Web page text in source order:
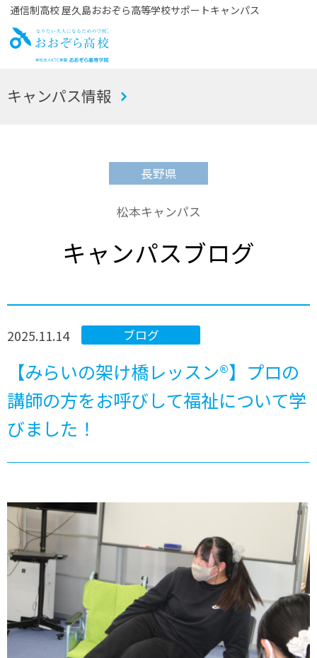
通信制高校 屋久島おおぞら高等学校サポートキャンパス
お
キャンパス情報
長野県
松本キャンパス
キャンパスブログ
ブログ
2025.11.14
【みらいの架け橋レッスン®】プロの
講師の方をお呼びして福祉について学
びました！